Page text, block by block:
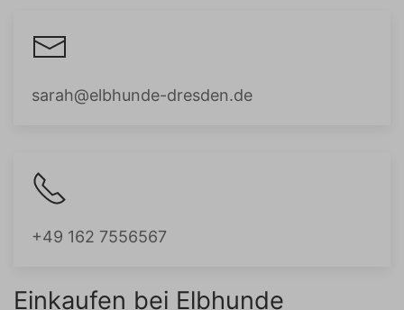
sarah@elbhunde-dresden.de
+49 162 7556567
Einkaufen bei Elbhunde